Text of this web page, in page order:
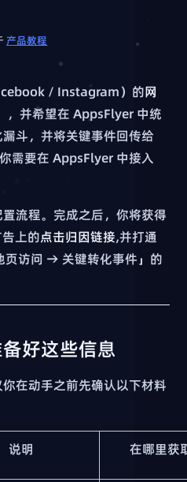
产品教程
/ Instagram）的网
，并希望在 AppsFlyer 中统
斗，并将关键事件回传给
需要在 AppsFlyer 中接入
流程。完成之后，你将获得
上的点击归因链接,并打通
访问 → 关键转化事件」的
好这些信息
在动手之前先确认以下材料
说明 在哪里获